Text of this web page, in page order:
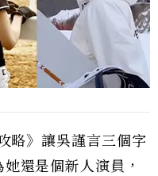
略》讓吳謹言三個字
還是個新人演員，